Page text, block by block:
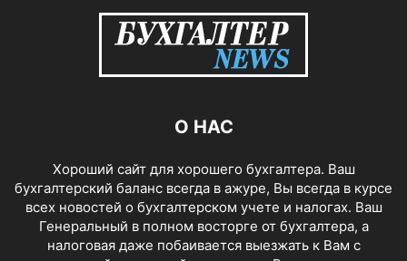
О НАС
Хороший сайт для хорошего бухгалтера. Ваш
бухгалтерский баланс всегда в ажуре, Вы всегда в курсе
всех новостей о бухгалтерском учете и налогах. Ваш
Генеральный в полном восторге от бухгалтера, а
налоговая даже побаивается выезжать к Вам с